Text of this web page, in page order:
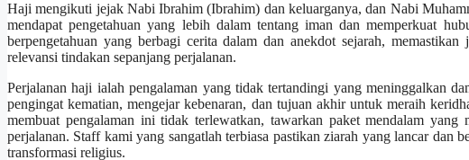
Haji mengikuti jejak Nabi Ibrahim (Ibrahim) dan keluarganya, dan Nabi
mendapat pengetahuan yang lebih dalam tentang iman dan memperkuat
berpengetahuan yang berbagi cerita dalam dan anekdot sejarah,
relevansi tindakan sepanjang perjalanan.
Perjalanan haji ialah pengalaman yang tidak tertandingi yang meninggalkan
pengingat kematian, mengejar kebenaran, dan tujuan akhir untuk meraih
membuat pengalaman ini tidak terlewatkan, tawarkan paket mendalam
perjalanan. Staff kami yang sangatlah terbiasa pastikan ziarah yang lancar dan
transformasi religius.